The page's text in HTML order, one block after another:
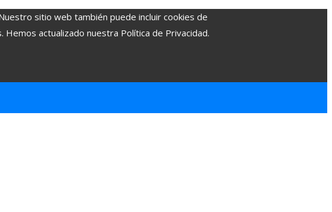
sitio web también puede incluir cookies de
actualizado nuestra Política de Privacidad.